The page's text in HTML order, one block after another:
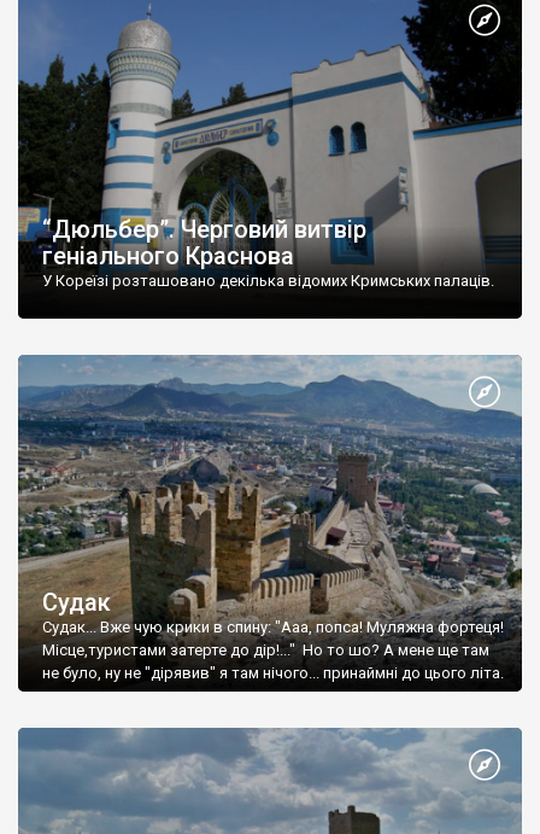
“Дюльбер”. Черговий витвір
геніального Краснова
У Кореїзі розташовано декілька відомих Кримських палаців.
Судак
Судак... Вже чую крики в спину: "Ааа, попса! Муляжна фортеця!
Місце,туристами затерте до дір!..." Но то шо? А мене ще там
не було, ну не "дірявив" я там нічого... принаймні до цього літа.